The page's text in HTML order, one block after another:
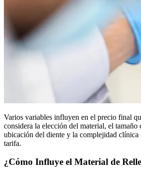
Varios variables influyen en el precio final
considera la elección del material, el tamaño
ubicación del diente y la complejidad clínica
tarifa.
¿Cómo Influye el Material de